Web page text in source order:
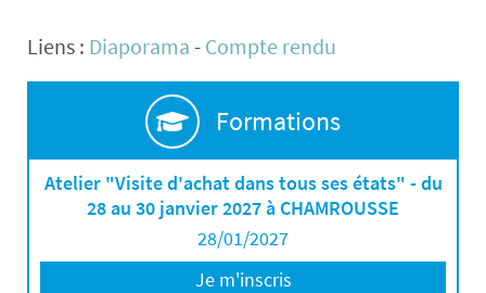
Liens : Diaporama - Compte rendu
Formations
Atelier "Visite d'achat dans tous ses états" - du
28 au 30 janvier 2027 à CHAMROUSSE
28/01/2027
Je m'inscris